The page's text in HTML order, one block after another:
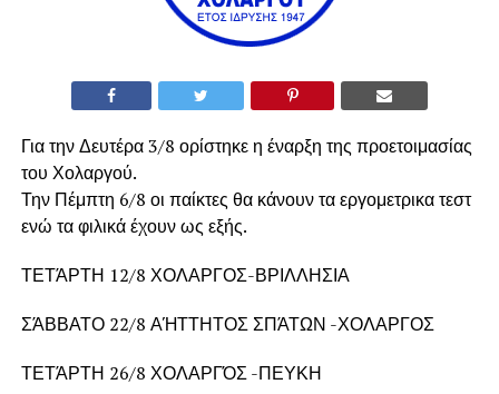
Για την Δευτέρα 3/8 ορίστηκε η έναρξη της προετοιμασίας
του Χολαργού.
Την Πέμπτη 6/8 οι παίκτες θα κάνουν τα εργομετρικα τεστ
ενώ τα φιλικά έχουν ως εξής.
ΤΕΤΆΡΤΗ 12/8 ΧΟΛΑΡΓΟΣ-ΒΡΙΛΛΗΣΙΑ
ΣΆΒΒΑΤΟ 22/8 ΑΉΤΤΗΤΟΣ ΣΠΆΤΩΝ -ΧΟΛΑΡΓΟΣ
ΤΕΤΆΡΤΗ 26/8 ΧΟΛΑΡΓΌΣ -ΠΕΥΚΗ